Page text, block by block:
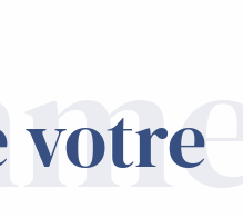
votre